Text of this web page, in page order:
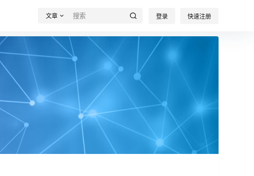
文章 登录 快速注册